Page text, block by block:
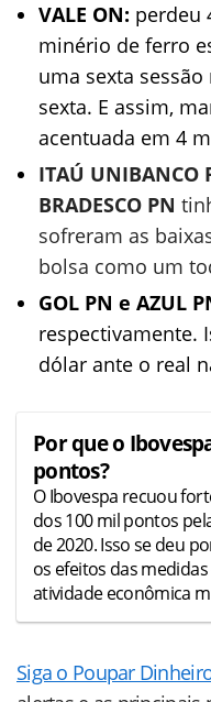
VALE ON: perdeu
minério de ferro
uma sexta
sexta. E assim,
acentuada em 4
ITAÚ UNIBANCO
BRADESCO PN
sofreram as
bolsa como um
GOL PN e AZUL
respectivamente.
dólar ante o real
Por que o
pontos?
O Ibovespa recuou
dos 100 mil pontos
de 2020. Isso se deu
os efeitos das
atividade econômica
Siga o Poupar